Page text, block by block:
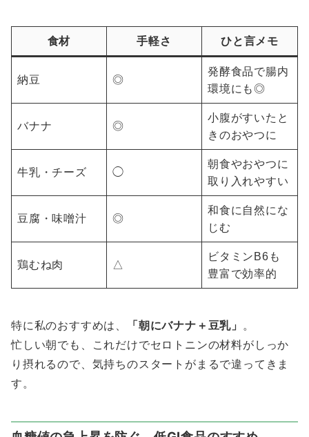
食材 手軽さ ひと言メモ
納豆 ◎
発酵食品で腸内
環境にも◎
バナナ ◎
小腹がすいたと
きのおやつに
牛乳・チーズ ◯
朝食やおやつに
取り入れやすい
豆腐・味噌汁 ◎
和食に自然にな
じむ
鶏むね肉 △
ビタミンB6も
豊富で効率的
特に私のおすすめは、 「朝にバナナ＋豆乳」
。
忙しい朝でも、これだけでセロトニンの材料がしっか
り摂れるので、気持ちのスタートがまるで違ってきま
す。